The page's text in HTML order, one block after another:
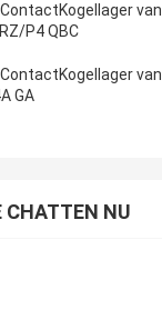
van
P4 QBC
van
GA
CHATTEN NU